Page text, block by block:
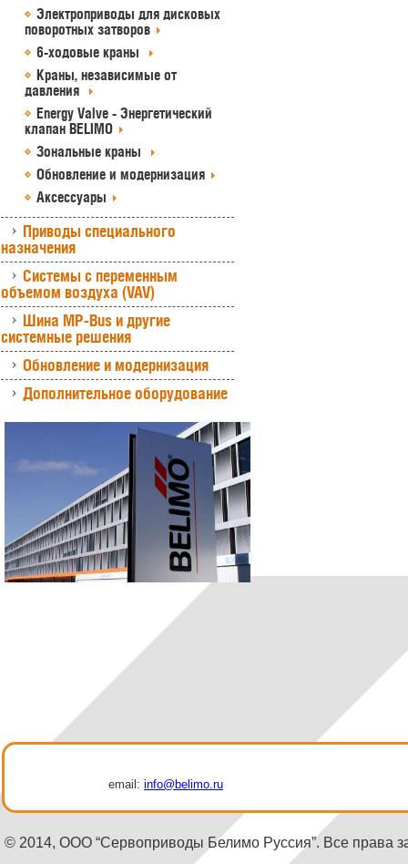
Электроприводы для дисковых
поворотных затворов
6-ходовые краны
Краны, независимые от
давления
Energy Valve - Энергетический
клапан BELIMO
Зональные краны
Обновление и модернизация
Аксессуары
Приводы специального
назначения
Системы с переменным
объемом воздуха (VAV)
Шина MP-Bus и другие
системные решения
Обновление и модернизация
Дополнительное оборудование
email: info@belimo.ru
© 2014, ООО “Сервоприводы Белимо Руссия”. Все права